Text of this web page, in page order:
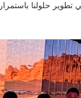
حلولنا باستمرار.